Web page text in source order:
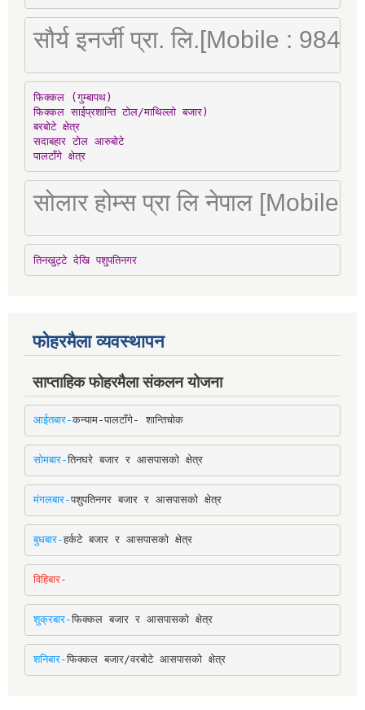
सौर्य इनर्जी प्रा. लि.[Mobile :
फिक्कल (गुम्बापथ)
फिक्कल साईप्रशान्ति टोल/माथिल्लो बजार)
बरबोटे क्षेत्र
सदाबहार टोल आरुबोटे
पालटाँगे क्षेत्र
सोलार होम्स प्रा लि नेपाल [Mobile
तिनखुट्टे देखि पशुपतिनगर
फोहरमैला व्यवस्थापन
साप्ताहिक फोहरमैला संकलन योजना
आईतबार-कन्याम-पालटाँगे- शान्तिचोक
सोमबार-तिनघरे बजार र आसपासको क्षेत्र
मंगलबार-पशुपतिनगर बजार र आसपासको क्षेत्र
बुधबार-हर्कटे बजार र आसपासको क्षेत्र
विहिबार-
शुक्रबार-फिक्कल बजार र आसपासको क्षेत्र
शनिबार-फिक्कल बजार/वरबोटे आसपासको क्षेत्र